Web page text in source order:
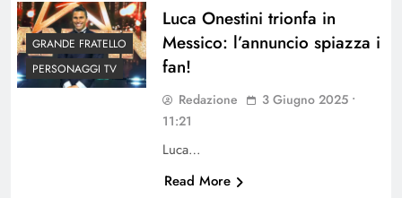
GRANDE FRATELLO
PERSONAGGI TV
Luca Onestini trionfa in
Messico: l’annuncio spiazza i
fan!
Redazione
3 Giugno 2025 •
11:21
Luca…
Read More